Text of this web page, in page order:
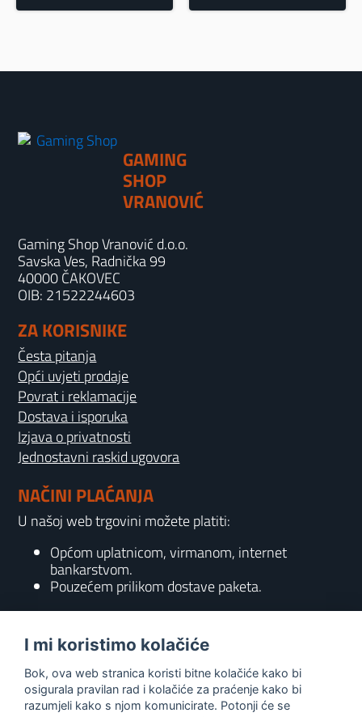
GAMING
SHOP
VRANOVIĆ
Gaming Shop Vranović d.o.o.
Savska Ves, Radnička 99
40000 ČAKOVEC
OIB: 21522244603
ZA KORISNIKE
Česta pitanja
Opći uvjeti prodaje
Povrat i reklamacije
Dostava i isporuka
Izjava o privatnosti
Jednostavni raskid ugovora
NAČINI PLAĆANJA
U našoj web trgovini možete platiti:
Općom uplatnicom, virmanom, internet
bankarstvom.
Pouzećem prilikom dostave paketa.
KONTAKT
info@gaming-shop-vranovic.hr
I mi koristimo kolačiće
Bok, ova web stranica koristi bitne kolačiće kako bi
osigurala pravilan rad i kolačiće za praćenje kako bi
razumjeli kako s njom komunicirate. Potonji će se